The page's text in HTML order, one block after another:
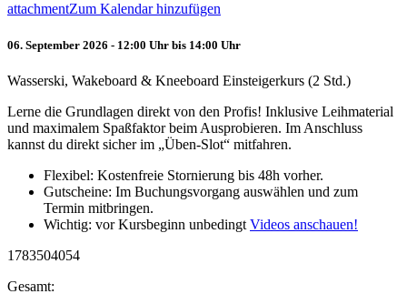
attachmentZum Kalendar hinzufügen
06. September 2026 - 12:00 Uhr bis 14:00 Uhr
Wasserski, Wakeboard & Kneeboard Einsteigerkurs (2 Std.)
Lerne die Grundlagen direkt von den Profis! Inklusive Leihmaterial
und maximalem Spaßfaktor beim Ausprobieren. Im Anschluss
kannst du direkt sicher im „Üben-Slot“ mitfahren.
Flexibel: Kostenfreie Stornierung bis 48h vorher.
Gutscheine: Im Buchungsvorgang auswählen und zum
Termin mitbringen.
Wichtig: vor Kursbeginn unbedingt Videos anschauen!
1783504054
Gesamt: